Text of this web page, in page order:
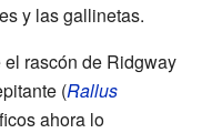
y las gallinetas.
rascón de Ridgway
(Rallus
ahora lo